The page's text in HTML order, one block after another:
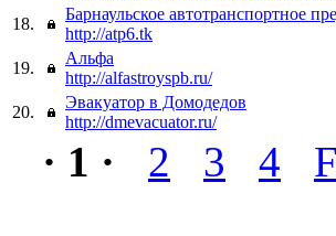
18.
Барнаульское автотранспортное
http://atp6.tk
19.
Альфа
http://alfastroyspb.ru/
20.
Эвакуатор в Домодедов
http://dmevacuator.ru/
· 1 · 2 3 4